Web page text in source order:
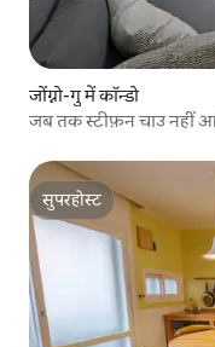
जोंग्नो-गु में कॉन्डो
जब तक स्टीफ़न चाउ नहीं
सुपरहोस्ट
सुपरहोस्ट